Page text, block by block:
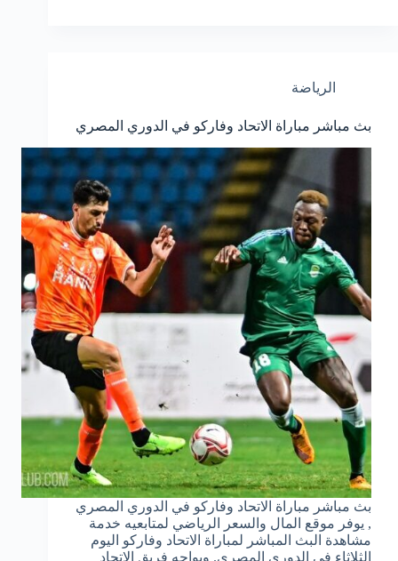
الرياضة
بث مباشر مباراة الاتحاد وفاركو في الدوري المصري
بث مباشر مباراة الاتحاد وفاركو في الدوري المصري
, يوفر موقع المال والسعر الرياضي لمتابعيه خدمة
مشاهدة البث المباشر لمباراة الاتحاد وفاركو اليوم
الثلاثاء في الدوري المصري. ويواجه فريق الاتحاد